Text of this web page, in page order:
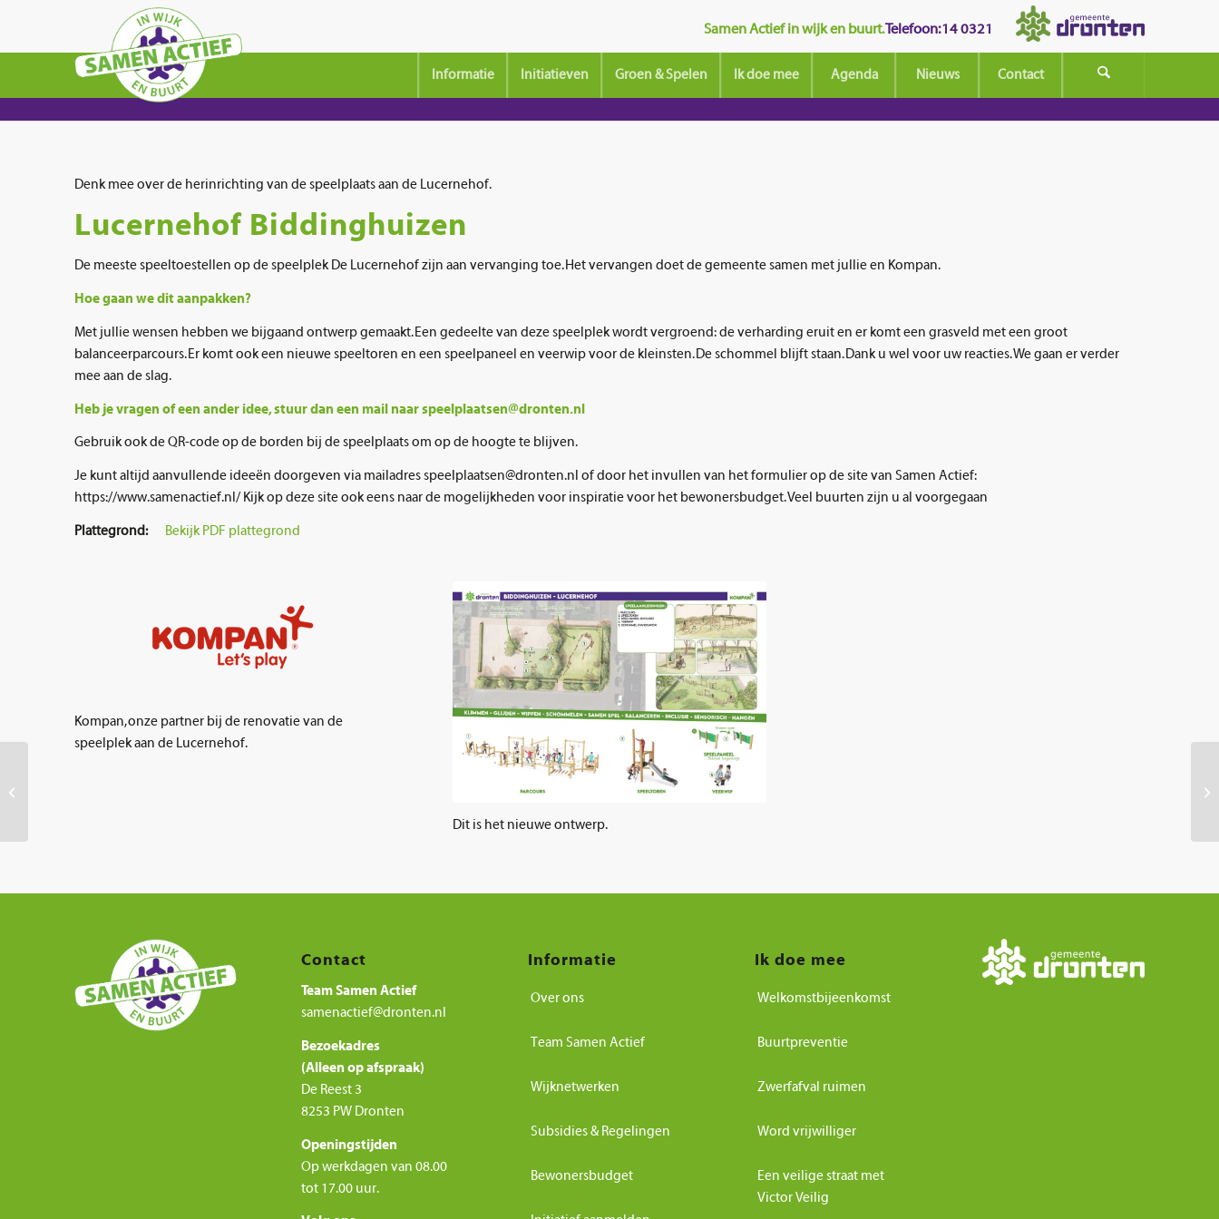
Samen Actief in wijk en buurt.Telefoon: 14 0321
Informatie Initiatieven Groen & Spelen Ik doe mee Agenda Nieuws Contact
Denk mee over de herinrichting van de speelplaats aan de Lucernehof.
Lucernehof Biddinghuizen
De meeste speeltoestellen op de speelplek De Lucernehof zijn aan vervanging toe. Het vervangen doet de gemeente samen met jullie en Kompan.
Hoe gaan we dit aanpakken?
Met jullie wensen hebben we bijgaand ontwerp gemaakt. Een gedeelte van deze speelplek wordt vergroend: de verharding eruit en er komt een grasveld met een groot
balanceerparcours. Er komt ook een nieuwe speeltoren en een speelpaneel en veerwip voor de kleinsten. De schommel blijft staan. Dank u wel voor uw reacties. We gaan er verder
mee aan de slag.
Heb je vragen of een ander idee, stuur dan een mail naar speelplaatsen@dronten.nl
Gebruik ook de QR-code op de borden bij de speelplaats om op de hoogte te blijven.
Je kunt altijd aanvullende ideeën doorgeven via mailadres speelplaatsen@dronten.nl of door het invullen van het formulier op de site van Samen Actief:
https://www.samenactief.nl/ Kijk op deze site ook eens naar de mogelijkheden voor inspiratie voor het bewonersbudget. Veel buurten zijn u al voorgegaan
Plattegrond: Bekijk PDF plattegrond
Kompan, onze partner bij de renovatie van de
speelplek aan de Lucernehof.
Dit is het nieuwe ontwerp.
Contact
Team Samen Actief
samenactief@dronten.nl
Bezoekadres
(Alleen op afspraak)
De Reest 3
8253 PW Dronten
Openingstijden
Op werkdagen van 08.00
tot 17.00 uur.
Informatie
Over ons
Team Samen Actief
Wijknetwerken
Subsidies & Regelingen
Bewonersbudget
Ik doe mee
Welkomstbijeenkomst
Buurtpreventie
Zwerfafval ruimen
Word vrijwilliger
Een veilige straat met
Victor Veilig